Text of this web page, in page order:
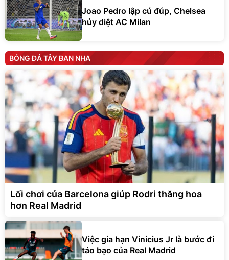
Joao Pedro lập cú đúp, Chelsea
hủy diệt AC Milan
BÓNG ĐÁ TÂY BAN NHA
Lối chơi của Barcelona giúp Rodri thăng hoa
hơn Real Madrid
Việc gia hạn Vinicius Jr là bước đi
táo bạo của Real Madrid